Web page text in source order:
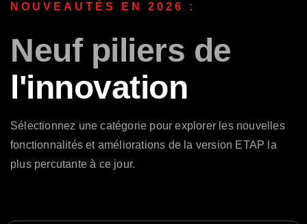
NOUVEAUTÉS EN 2026 :
Neuf piliers de
l'innovation
Sélectionnez une catégorie pour explorer les nouvelles
fonctionnalités et améliorations de la version ETAP la
plus percutante à ce jour.